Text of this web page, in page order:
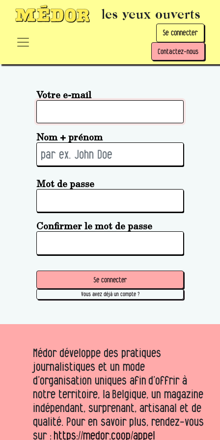
les yeux ouverts
Se connecter
Contactez-nous
Votre e-mail
Nom + prénom
Mot de passe
Confirmer le mot de passe
Se connecter
Vous avez déjà un compte ?
Médor développe des pratiques
journalistiques et un mode
d’organisation uniques afin d’offrir à
notre territoire, la Belgique, un magazine
indépendant, surprenant, artisanal et de
qualité. Pour en savoir plus, rendez-vous
sur : https://medor.coop/appel